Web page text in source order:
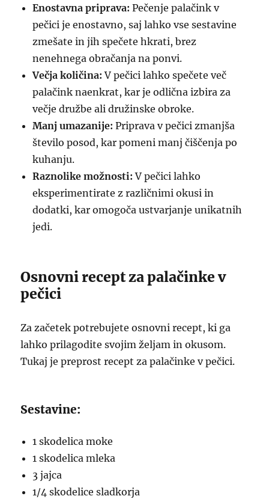
Enostavna priprava: Pečenje palačink v
pečici je enostavno, saj lahko vse sestavine
zmešate in jih spečete hkrati, brez
nenehnega obračanja na ponvi.
Večja količina: V pečici lahko spečete več
palačink naenkrat, kar je odlična izbira za
večje družbe ali družinske obroke.
Manj umazanije: Priprava v pečici zmanjša
število posod, kar pomeni manj čiščenja po
kuhanju.
Raznolike možnosti: V pečici lahko
eksperimentirate z različnimi okusi in
dodatki, kar omogoča ustvarjanje unikatnih
jedi.
Osnovni recept za palačinke v
pečici
Za začetek potrebujete osnovni recept, ki ga
lahko prilagodite svojim željam in okusom.
Tukaj je preprost recept za palačinke v pečici.
Sestavine:
1 skodelica moke
1 skodelica mleka
3 jajca
1/4 skodelice sladkorja